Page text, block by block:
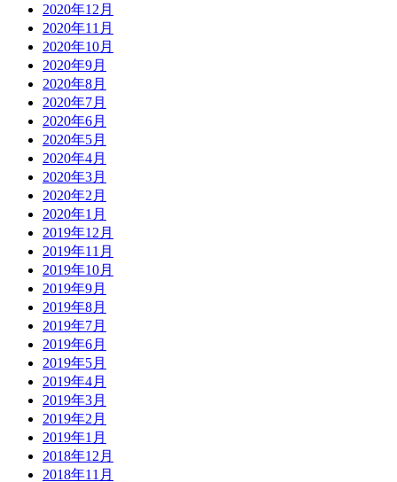
2020年12月
2020年11月
2020年10月
2020年9月
2020年8月
2020年7月
2020年6月
2020年5月
2020年4月
2020年3月
2020年2月
2020年1月
2019年12月
2019年11月
2019年10月
2019年9月
2019年8月
2019年7月
2019年6月
2019年5月
2019年4月
2019年3月
2019年2月
2019年1月
2018年12月
2018年11月